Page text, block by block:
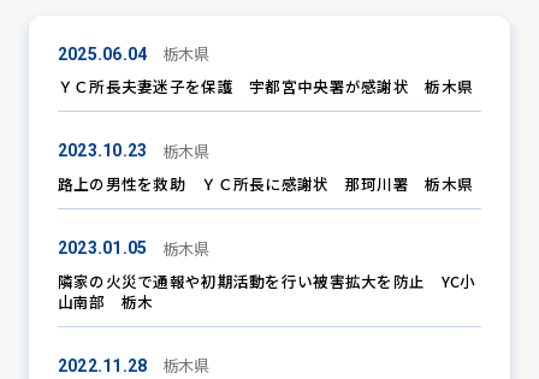
犯罪トピックス
防犯活動ニュース
防犯パトロール
防犯セミナー
2025.06.04
栃木県
ＹＣ所長夫妻迷子を保護 宇都宮中央署が感謝状 栃木県
2023.10.23
栃木県
路上の男性を救助 ＹＣ所長に感謝状 那珂川署 栃木県
2023.01.05
栃木県
隣家の火災で通報や初期活動を行い被害拡大を防止 YC小
山南部 栃木
2022.11.28
栃木県